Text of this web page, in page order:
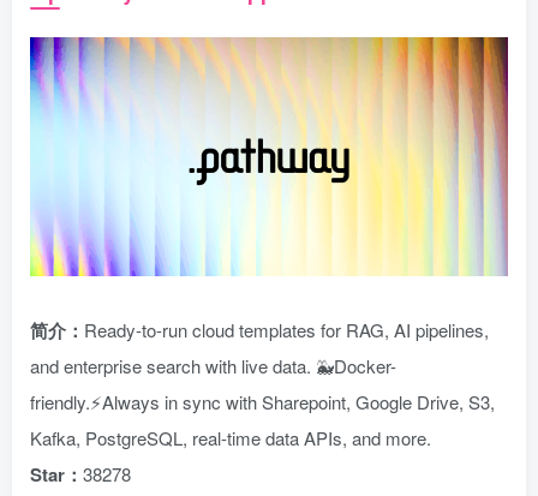
简介： Ready-to-run cloud templates for RAG, AI pipelines,
and enterprise search with live data. 🐳Docker-
friendly.⚡Always in sync with Sharepoint, Google Drive, S3,
Kafka, PostgreSQL, real-time data APIs, and more.
Star： 38278